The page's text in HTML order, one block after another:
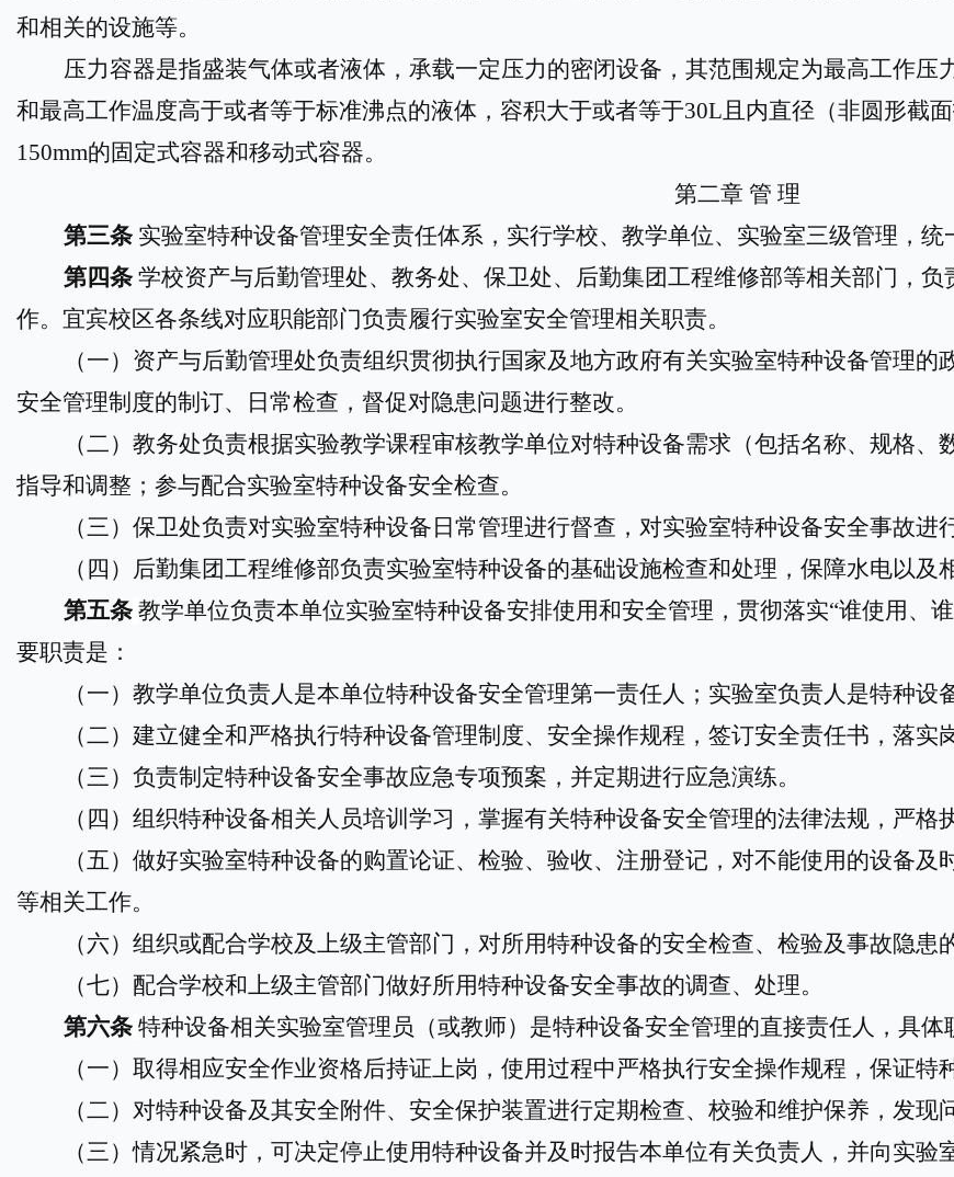
和相关的设施等。
压力容器是指盛装气体或者液体，承载一定压力的密闭设备，其范围规定为最高工作压
和最高工作温度高于或者等于标准沸点的液体，容积大于或者等于30L且内直径（非圆形截
150mm的固定式容器和移动式容器。
第二章 管 理
第三条 实验室特种设备管理安全责任体系，实行学校、教学单位、实验室三级管理，统
第四条 学校资产与后勤管理处、教务处、保卫处、后勤集团工程维修部等相关部门，
作。宜宾校区各条线对应职能部门负责履行实验室安全管理相关职责。
（一）资产与后勤管理处负责组织贯彻执行国家及地方政府有关实验室特种设备管理
安全管理制度的制订、日常检查，督促对隐患问题进行整改。
（二）教务处负责根据实验教学课程审核教学单位对特种设备需求（包括名称、规格
指导和调整；参与配合实验室特种设备安全检查。
（三）保卫处负责对实验室特种设备日常管理进行督查，对实验室特种设备安全事故进
（四）后勤集团工程维修部负责实验室特种设备的基础设施检查和处理，保障水电以及
第五条 教学单位负责本单位实验室特种设备安排使用和安全管理，贯彻落实“谁使用、
要职责是：
（一）教学单位负责人是本单位特种设备安全管理第一责任人；实验室负责人是特种设
（二）建立健全和严格执行特种设备管理制度、安全操作规程，签订安全责任书，落实
（三）负责制定特种设备安全事故应急专项预案，并定期进行应急演练。
（四）组织特种设备相关人员培训学习，掌握有关特种设备安全管理的法律法规，严格
（五）做好实验室特种设备的购置论证、检验、验收、注册登记，对不能使用的设备
等相关工作。
（六）组织或配合学校及上级主管部门，对所用特种设备的安全检查、检验及事故隐患
（七）配合学校和上级主管部门做好所用特种设备安全事故的调查、处理。
第六条 特种设备相关实验室管理员（或教师）是特种设备安全管理的直接责任人，具体
（一）取得相应安全作业资格后持证上岗，使用过程中严格执行安全操作规程，保证特
（二）对特种设备及其安全附件、安全保护装置进行定期检查、校验和维护保养，发现
（三）情况紧急时，可决定停止使用特种设备并及时报告本单位有关负责人，并向实验